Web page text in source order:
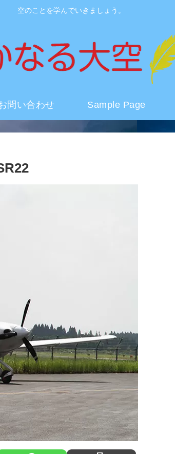
空のことを学んでいきましょう。
問い合わせ Sample Page